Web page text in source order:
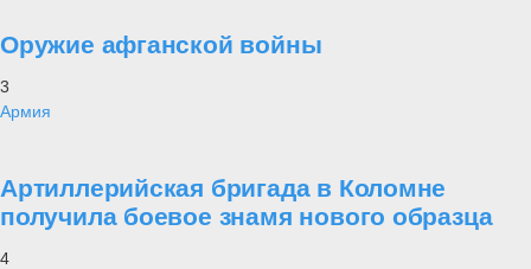
Оружие афганской войны
3
Армия
Артиллерийская бригада в Коломне
получила боевое знамя нового образца
4